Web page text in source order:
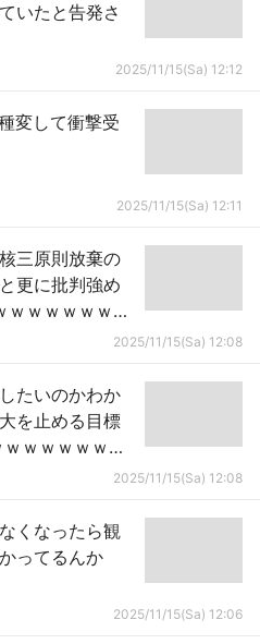
いたと告発さ
2025/11/15(Sa) 12:12
変して衝撃受
2025/11/15(Sa) 12:11
三原則放棄の
更に批判強め
ｗｗｗｗｗｗ
2025/11/15(Sa) 12:08
たいのかわか
を止める目標
ｗｗｗｗｗｗ
2025/11/15(Sa) 12:08
くなったら観
ってるんか
2025/11/15(Sa) 12:06